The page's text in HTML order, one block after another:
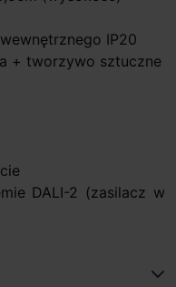
IP20
+ tworzywo sztuczne
DALI-2 (zasilacz w